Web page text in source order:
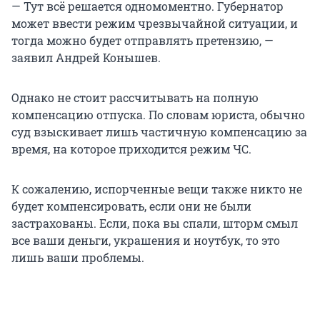
— Тут всё решается одномоментно. Губернатор
может ввести режим чрезвычайной ситуации, и
тогда можно будет отправлять претензию, —
заявил Андрей Конышев.
Однако не стоит рассчитывать на полную
компенсацию отпуска. По словам юриста, обычно
суд взыскивает лишь частичную компенсацию за
время, на которое приходится режим ЧС.
К сожалению, испорченные вещи также никто не
будет компенсировать, если они не были
застрахованы. Если, пока вы спали, шторм смыл
все ваши деньги, украшения и ноутбук, то это
лишь ваши проблемы.